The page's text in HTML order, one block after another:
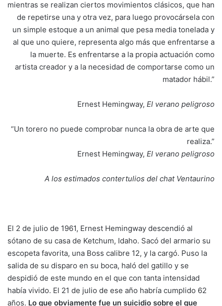
mientras se realizan ciertos movimientos clásicos, que han
de repetirse una y otra vez, para luego provocársela con
un simple estoque a un animal que pesa media tonelada y
al que uno quiere, representa algo más que enfrentarse a
la muerte. Es enfrentarse a la propia actuación como
artista creador y a la necesidad de comportarse como un
matador hábil.”
Ernest Hemingway, El verano peligroso
“Un torero no puede comprobar nunca la obra de arte que
realiza.”
Ernest Hemingway, El verano peligroso
A los estimados contertulios del chat Ventaurino
El 2 de julio de 1961, Ernest Hemingway descendió al
sótano de su casa de Ketchum, Idaho. Sacó del armario su
escopeta favorita, una Boss calibre 12, y la cargó. Puso la
salida de su disparo en su boca, haló del gatillo y se
despidió de este mundo en el que con tanta intensidad
había vivido. El 21 de julio de ese año habría cumplido 62
años. Lo que obviamente fue un suicidio sobre el que